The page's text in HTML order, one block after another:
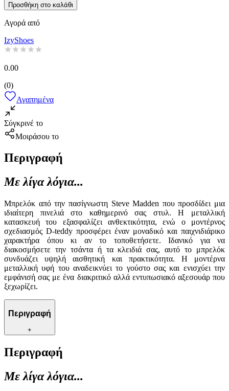
Προσθήκη στο καλάθι
Αγορά από
IzyShoes
0.00
(0)
Αγαπημένα
Σύγκρινέ το
Μοιράσου το
Περιγραφή
Με λίγα λόγια...
Μπρελόκ από την πασίγνωστη Steve Madden που προσδίδει μια
ιδιαίτερη πινελιά στο καθημερινό σας στυλ. Η μεταλλική
κατασκευή του εξασφαλίζει ανθεκτικότητα, ενώ ο μοντέρνος
σχεδιασμός D-teddy προσφέρει έναν μοναδικό και παιχνιδιάρικο
χαρακτήρα όπου κι αν το τοποθετήσετε. Ιδανικό για να
διακοσμήσετε την τσάντα ή τα κλειδιά σας, αυτό το μπρελόκ
συνδυάζει υψηλή αισθητική και πρακτικότητα. Η μοντέρνα
μεταλλική υφή του αναδεικνύει το γούστο σας και ενισχύει την
εμφάνισή σας με ένα διακριτικό αλλά εντυπωσιακό αξεσουάρ που
ξεχωρίζει.
Περιγραφή
+
Περιγραφή
Με λίγα λόγια...